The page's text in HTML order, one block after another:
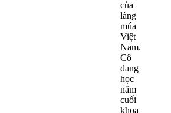
của
làng
múa
Việt
Nam.
Cô
đang
học
năm
cuối
khoa